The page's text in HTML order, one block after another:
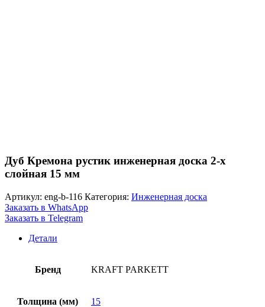
Дуб Кремона рустик инженерная доска 2-х
слойная 15 мм
Артикул: eng-b-116 Категория: Инженерная доска
Заказать в WhatsApp
Заказать в Telegram
Детали
Бренд KRAFT PARKETT
Толщина (мм) 15